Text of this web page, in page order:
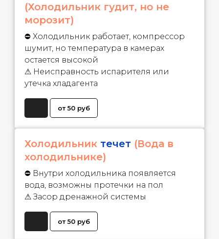
(Холодильник гудит, но не
морозит)
⛔ Холодильник работает, компрессор
шумит, но температура в камерах
остается высокой
⚠ Неисправность испарителя или
утечка хладагента
от 50 руб
Холодильник течет (Вода в
холодильнике)
⛔ Внутри холодильника появляется
вода, возможны протечки на пол
⚠ Засор дренажной системы
от 50 руб